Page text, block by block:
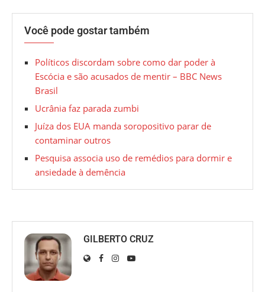
Você pode gostar também
Políticos discordam sobre como dar poder à
Escócia e são acusados de mentir – BBC News
Brasil
Ucrânia faz parada zumbi
Juíza dos EUA manda soropositivo parar de
contaminar outros
Pesquisa associa uso de remédios para dormir e
ansiedade à demência
GILBERTO CRUZ